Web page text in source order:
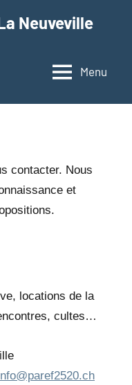
Neuveville
Menu
contacter. Nous
et
locations de la
cultes…